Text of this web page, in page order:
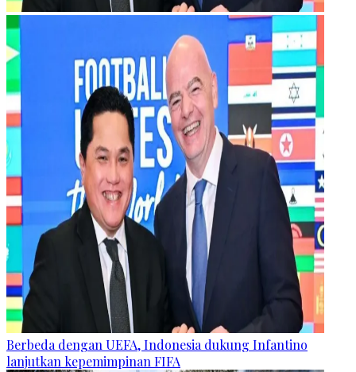
Berbeda dengan UEFA, Indonesia dukung Infantino
lanjutkan kepemimpinan FIFA